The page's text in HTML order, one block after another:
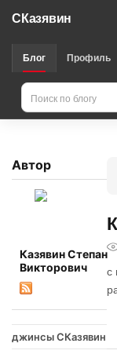
СКазявин
Блог Профиль
Автор
Казявин Степан
Викторович
джинсы СКазявин
с